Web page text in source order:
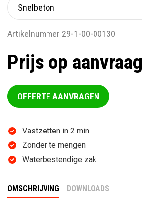
Artikelnummer 29-1-00-00130
Prijs op aanvraag
OFFERTE AANVRAGEN
Vastzetten in 2 min
Zonder te mengen
Waterbestendige zak
OMSCHRIJVING DOWNLOADS